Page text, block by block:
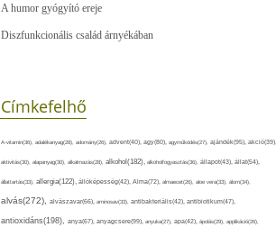
A humor gyógyító ereje
Diszfunkcionális család árnyékában
Címkefelhő
A-vitamin(36), adalékanyag(28), adomány(26), advent(40), agy(80), agyműködés(27), ajándék(95), akció(39),
aktivitás(30), alapanyag(30), alkalmazás(28), alkohol(182), alkoholfogyasztás(36), állapot(43), állat(54),
állattartás(33), allergia(122), állóképesség(42), Alma(72), almaecet(26), aloe vera(33), álom(34),
alvás(272), alvászavar(66), aminosav(33), antibakteriális(42), antibiotikum(47),
antioxidáns(198), anya(67), anyagcsere(99), anyuka(27), apa(42), ápolás(29), applikáció(26),